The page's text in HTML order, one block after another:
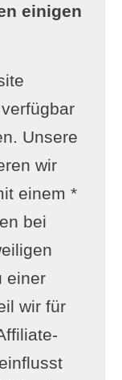
einigen
Unsere
wir
einem *
bei
einer
wir für